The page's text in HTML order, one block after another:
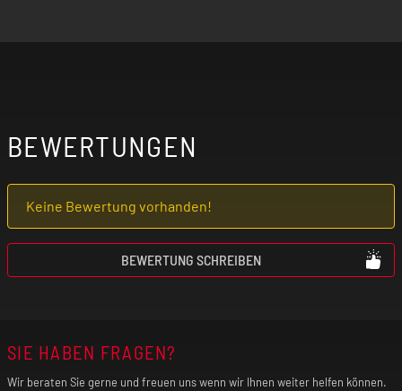
BEWERTUNGEN
Keine Bewertung vorhanden!
BEWERTUNG SCHREIBEN
SIE HABEN FRAGEN?
Wir beraten Sie gerne und freuen uns wenn wir Ihnen weiter helfen können.